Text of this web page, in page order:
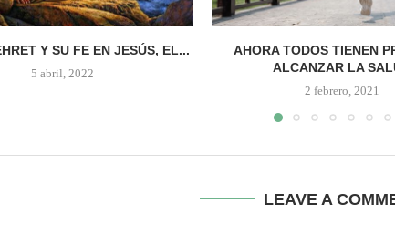
Y SU FE EN JESÚS, EL...
5 abril, 2022
AHORA TODOS TIENEN
ALCANZAR LA
2 febrero, 2021
LEAVE A